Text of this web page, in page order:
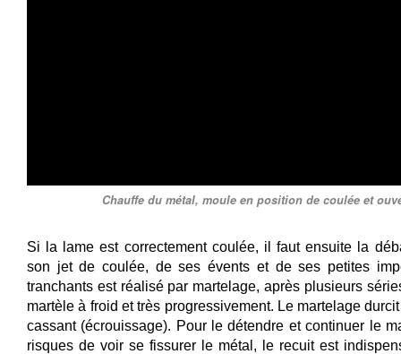
Chauffe du métal, moule en position de coulée et
Si la lame est correctement coulée, il faut ensuite la
son jet de coulée, de ses évents et de ses petites
tranchants est réalisé par martelage, après plusieurs
martèle à froid et très progressivement. Le martelage
cassant (écrouissage). Pour le détendre et continuer le
risques de voir se fissurer le métal, le recuit est